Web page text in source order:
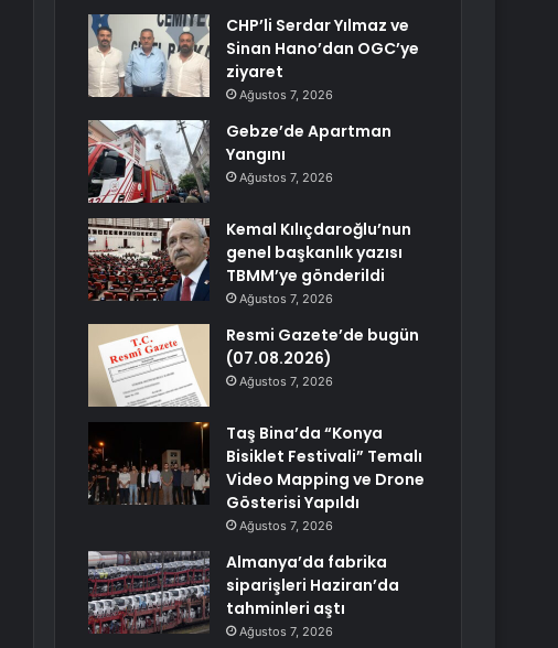
CHP’li Serdar Yılmaz ve
Sinan Hano’dan OGC’ye
ziyaret
Ağustos 7, 2026
Gebze’de Apartman
Yangını
Ağustos 7, 2026
Kemal Kılıçdaroğlu’nun
genel başkanlık yazısı
TBMM’ye gönderildi
Ağustos 7, 2026
Resmi Gazete’de bugün
(07.08.2026)
Ağustos 7, 2026
Taş Bina’da “Konya
Bisiklet Festivali” Temalı
Video Mapping ve Drone
Gösterisi Yapıldı
Ağustos 7, 2026
Almanya’da fabrika
siparişleri Haziran’da
tahminleri aştı
Ağustos 7, 2026